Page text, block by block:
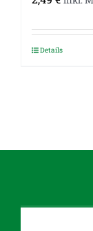
Details